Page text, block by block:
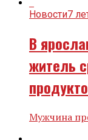
Новости7
В
житель
Мужчина